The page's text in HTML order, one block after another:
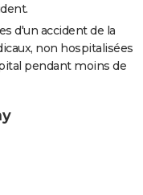
d'un accident de la
non hospitalisées
pendant moins de